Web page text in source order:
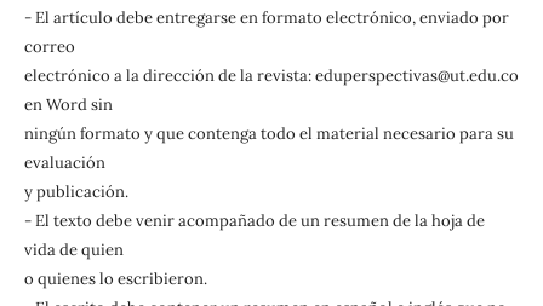
- El artículo debe entregarse en formato electrónico, enviado por
correo
electrónico a la dirección de la revista: eduperspectivas@ut.edu.co
en Word sin
ningún formato y que contenga todo el material necesario para su
evaluación
y publicación.
- El texto debe venir acompañado de un resumen de la hoja de
vida de quien
o quienes lo escribieron.